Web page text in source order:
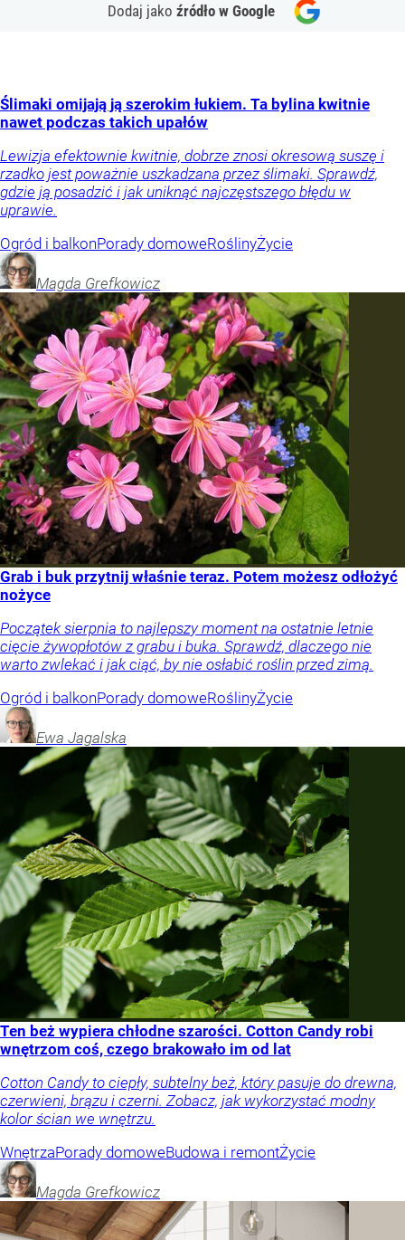
Dodaj jako źródło w Google
Ślimaki omijają ją szerokim łukiem. Ta bylina kwitnie
nawet podczas takich upałów
Lewizja efektownie kwitnie, dobrze znosi okresową suszę i
rzadko jest poważnie uszkadzana przez ślimaki. Sprawdź,
gdzie ją posadzić i jak uniknąć najczęstszego błędu w
uprawie.
Ogród i balkonPorady domoweRoślinyŻycie
Magda Grefkowicz
Grab i buk przytnij właśnie teraz. Potem możesz odłożyć
nożyce
Początek sierpnia to najlepszy moment na ostatnie letnie
cięcie żywopłotów z grabu i buka. Sprawdź, dlaczego nie
warto zwlekać i jak ciąć, by nie osłabić roślin przed zimą.
Ogród i balkonPorady domoweRoślinyŻycie
Ewa Jagalska
Ten beż wypiera chłodne szarości. Cotton Candy robi
wnętrzom coś, czego brakowało im od lat
Cotton Candy to ciepły, subtelny beż, który pasuje do drewna,
czerwieni, brązu i czerni. Zobacz, jak wykorzystać modny
kolor ścian we wnętrzu.
WnętrzaPorady domoweBudowa i remontŻycie
Magda Grefkowicz